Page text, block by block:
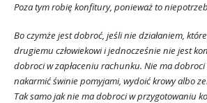
Poza tym robię konfitury, ponieważ to
Bo czymże jest dobroć, jeśli nie działaniem,
drugiemu człowiekowi i jednocześnie nie jest
dobroci w zapłaceniu rachunku. Nie ma
nakarmić świnie pomyjami, wydoić krowy albo
Tak samo jak nie ma dobroci w przygotowaniu